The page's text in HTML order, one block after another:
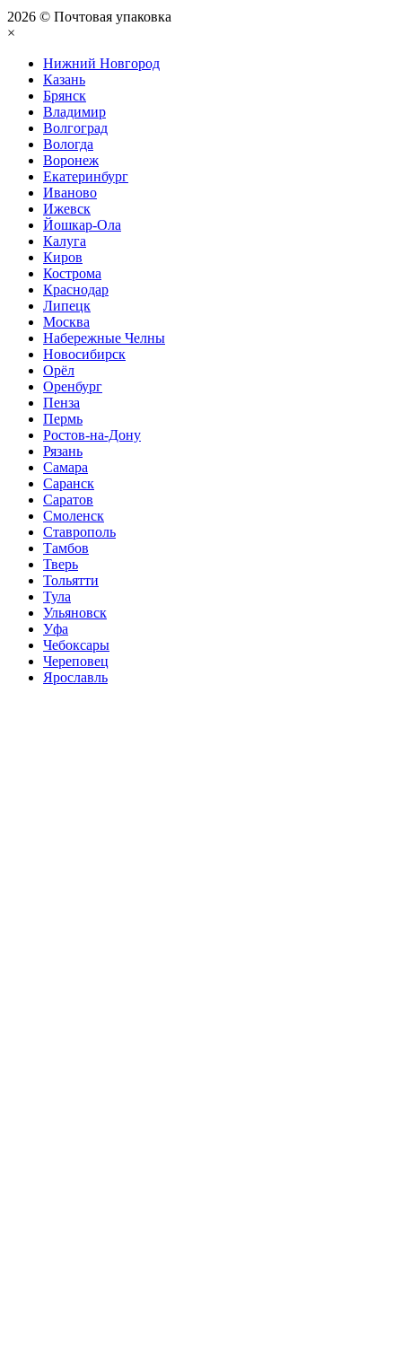
2026 © Почтовая упаковка
×
Нижний Нoвгород
Казань
Брянск
Владимир
Волгоград
Вологда
Воронеж
Екатеринбург
Иваново
Ижевск
Йошкар-Ола
Калуга
Киров
Кострома
Краснодар
Липецк
Москва
Набережные Челны
Новосибирск
Орёл
Оренбург
Пенза
Пермь
Ростов-на-Дону
Рязань
Самара
Саранск
Саратов
Смоленск
Ставрополь
Тамбов
Тверь
Тольятти
Тула
Ульяновск
Уфа
Чебоксары
Череповец
Ярославль